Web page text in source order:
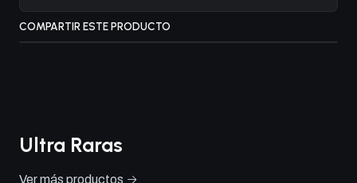
COMPARTIR ESTE PRODUCTO
Ultra Raras
Ver más productos